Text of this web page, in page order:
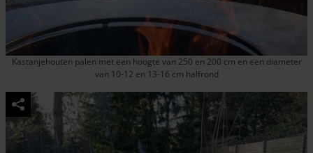
Kastanjehouten palen met een hoogte van 250 en 200 cm en een diameter
van 10-12 en 13-16 cm halfrond